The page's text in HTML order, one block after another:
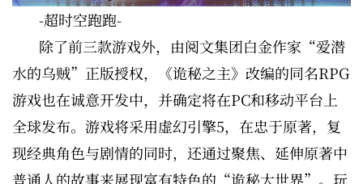
-超时空跑跑-
除了前三款游戏外，由阅文集团白金作家“爱潜
水的乌贼”正版授权，《诡秘之主》改编的同名RPG
游戏也在诚意开发中，并确定将在PC和移动平台上
全球发布。游戏将采用虚幻引擎5，在忠于原著，复
现经典角色与剧情的同时，还通过聚焦、延伸原著中
普通人的故事来展现富有特色的“诡秘大世界”。玩